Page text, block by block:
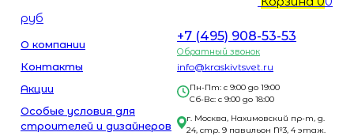
руб
О компании
Контакты
Акции
Особые условия для
строителей и дизайнеров
+7 (495) 908-53-53
Обратный звонок
info@kraskivtsvet.ru
Пн-Пт: с 9:00 до 19:00
Сб-Вс: с 9:00 до 18:00
г. Москва, Нахимовский пр-т, д.
24, стр. 9 павильон №3, 4 этаж.